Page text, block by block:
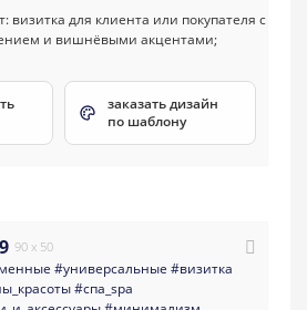
заказать дизайн
по шаблону
90 x 50
#универсальные #визитка
#спа_spa